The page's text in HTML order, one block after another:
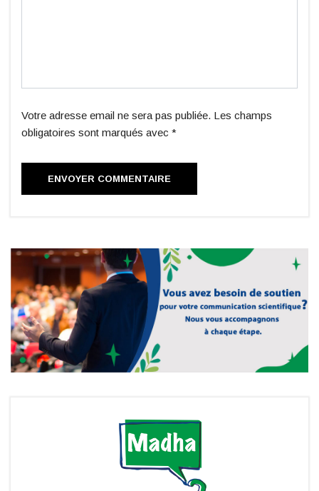
Votre adresse email ne sera pas publiée. Les champs
obligatoires sont marqués avec *
ENVOYER COMMENTAIRE